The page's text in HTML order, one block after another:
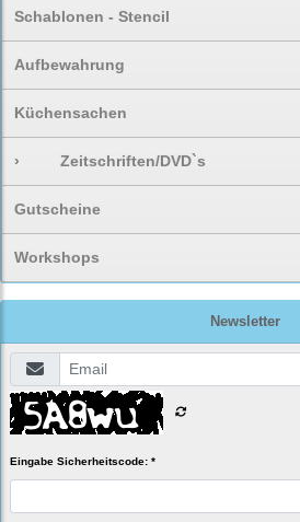
Schablonen - Stencil
Aufbewahrung
Küchensachen
› Zeitschriften/DVD`s
Gutscheine
Workshops
Newsletter
Eingabe Sicherheitscode: *